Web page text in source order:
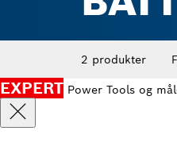
2 produkter
EXPERT Power Tools og